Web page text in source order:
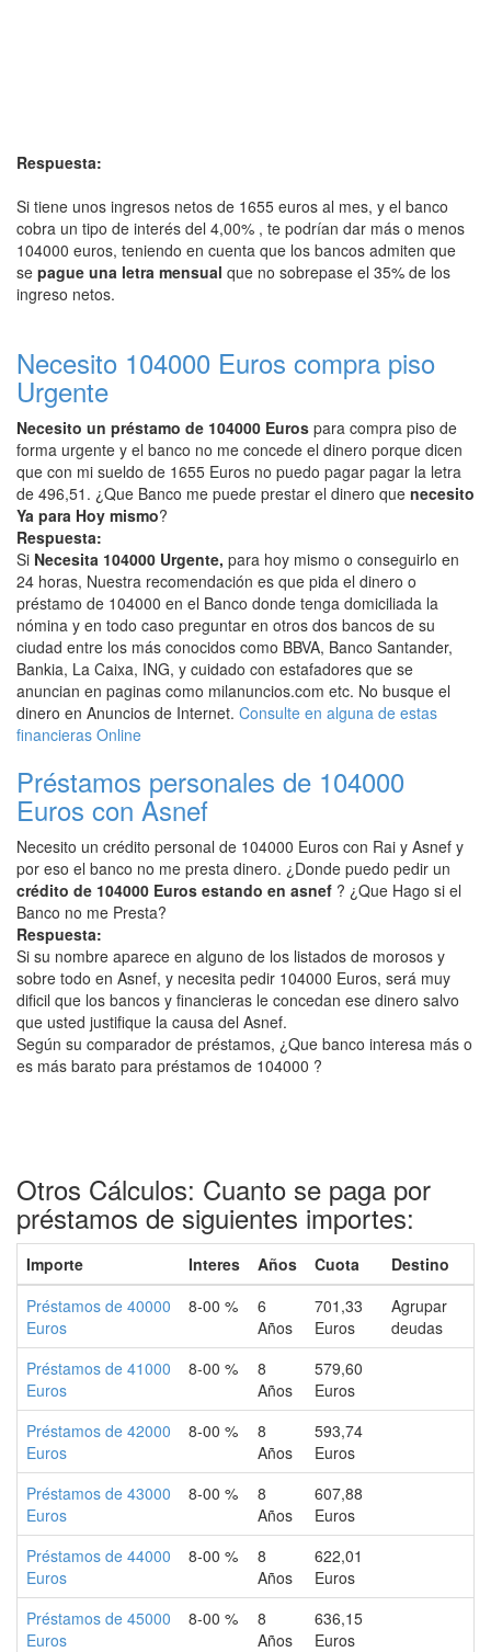
Respuesta:
Si tiene unos ingresos netos de 1655 euros al mes, y el banco
cobra un tipo de interés del 4,00% , te podrían dar más o menos
104000 euros, teniendo en cuenta que los bancos admiten que
se pague una letra mensual que no sobrepase el 35% de los
ingreso netos.
Necesito 104000 Euros compra piso
Urgente
Necesito un préstamo de 104000 Euros para compra piso de
forma urgente y el banco no me concede el dinero porque dicen
que con mi sueldo de 1655 Euros no puedo pagar pagar la letra
de 496,51. ¿Que Banco me puede prestar el dinero que necesito
Ya para Hoy mismo?
Respuesta:
Si Necesita 104000 Urgente, para hoy mismo o conseguirlo en
24 horas, Nuestra recomendación es que pida el dinero o
préstamo de 104000 en el Banco donde tenga domiciliada la
nómina y en todo caso preguntar en otros dos bancos de su
ciudad entre los más conocidos como BBVA, Banco Santander,
Bankia, La Caixa, ING, y cuidado con estafadores que se
anuncian en paginas como milanuncios.com etc. No busque el
dinero en Anuncios de Internet. Consulte en alguna de estas
financieras Online
Préstamos personales de 104000
Euros con Asnef
Necesito un crédito personal de 104000 Euros con Rai y Asnef y
por eso el banco no me presta dinero. ¿Donde puedo pedir un
crédito de 104000 Euros estando en asnef ? ¿Que Hago si el
Banco no me Presta?
Respuesta:
Si su nombre aparece en alguno de los listados de morosos y
sobre todo en Asnef, y necesita pedir 104000 Euros, será muy
dificil que los bancos y financieras le concedan ese dinero salvo
que usted justifique la causa del Asnef.
Según su comparador de préstamos, ¿Que banco interesa más o
es más barato para préstamos de 104000 ?
Otros Cálculos: Cuanto se paga por
préstamos de siguientes importes:
Importe Interes Años Cuota
Destino
Préstamos de 40000
Euros
8-00 %
6
Años
701,33
Euros
Agrupar
deudas
Préstamos de 41000
Euros
8-00 %
8
Años
579,60
Euros
Préstamos de 42000
Euros
8-00 %
8
Años
593,74
Euros
Préstamos de 43000
Euros
8-00 %
8
Años
607,88
Euros
Préstamos de 44000
Euros
8-00 %
8
Años
622,01
Euros
Préstamos de 45000
Euros
8-00 %
8
Años
636,15
Euros